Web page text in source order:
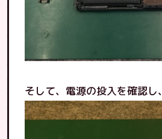
そして、電源の投入を確認し、